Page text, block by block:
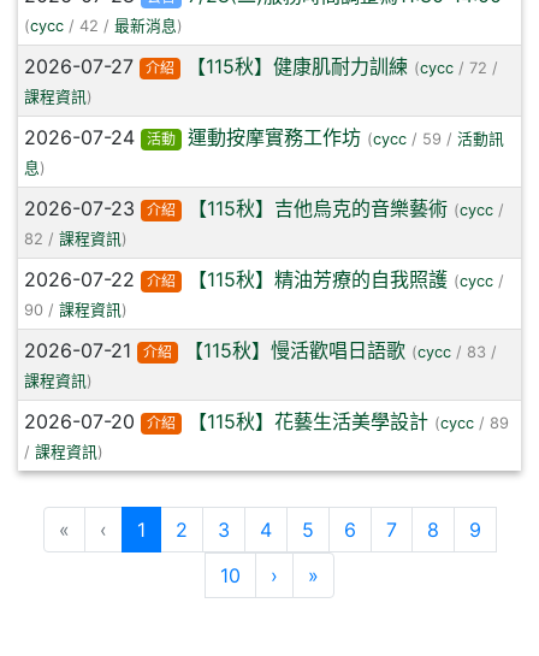
(cycc / 42 / 最新消息)
2026-07-27 介紹 【115秋】健康肌耐力訓練 (cycc/ 72 /
課程資訊)
2026-07-24 活動 運動按摩實務工作坊 (cycc/ 59 / 活動訊
息)
2026-07-23 介紹 【115秋】吉他烏克的音樂藝術 (cycc/
82 / 課程資訊)
2026-07-22 介紹 【115秋】精油芳療的自我照護 (cycc/
90 / 課程資訊)
2026-07-21 介紹 【115秋】慢活歡唱日語歌 (cycc/ 83 /
課程資訊)
2026-07-20 介紹 【115秋】花藝生活美學設計 (cycc/ 89
/ 課程資訊)
« ‹ 1(目前頁次)
2 3 4 5 6 7 8
9
10
›下一頁
»最後頁